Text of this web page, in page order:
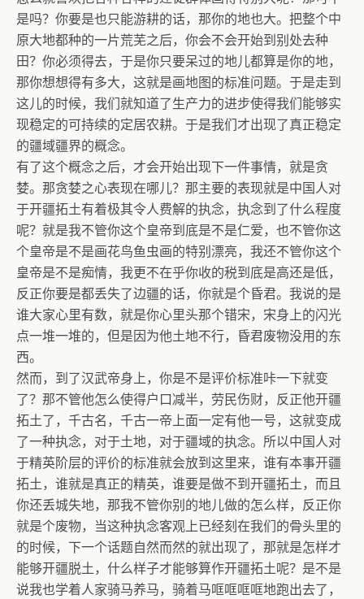
是吗？你要是也只能游耕的话，那你的地也大。把整个中
原大地都种的一片荒芜之后，你会不会开始到别处去种
田？你必须得去，于是你只要呆过的地儿都算是你的地，
那你想想得有多大，这就是画地图的标准问题。于是走到
这儿的时候，我们就知道了生产力的进步使得我们能够实
现稳定的可持续的定居农耕。于是我们才出现了真正稳定
的疆域疆界的概念。
有了这个概念之后，才会开始出现下一件事情，就是贪
婪。那贪婪之心表现在哪儿？那主要的表现就是中国人对
于开疆拓土有着极其令人费解的执念，执念到了什么程度
呢？就是我不管你这个皇帝到底是不是仁爱，也不管你这
个皇帝是不是画花鸟鱼虫画的特别漂亮，我还不管你这个
皇帝是不是痴情，我更不在乎你收的税到底是高还是低，
反正你要是都丢失了边疆的话，你就是个昏君。我说的是
谁大家心里有数，就是你心里头那个错宋，宋身上的闪光
点一堆一堆的，但是因为他土地不行，昏君废物没用的东
西。
然而，到了汉武帝身上，你是不是评价标准咔一下就变
了？那不管他怎么使得户口减半，劳民伤财，反正他开疆
拓土了，千古名，千古一帝上面一定有他一号，这就变成
了一种执念，对于土地，对于疆域的执念。所以中国人对
于精英阶层的评价的标准就会放到这里来，谁有本事开疆
拓土，谁就是真正的精英，谁要是做不到开疆拓土，而且
你还丢城失地，那我不管你别的地儿做的怎么样，反正你
就是个废物，当这种执念客观上已经刻在我们的骨头里的
的时候，下一个话题自然而然的就出现了，那就是怎样才
能够开疆脱土，什么样子才能够算作开疆拓土呢？是不是
说我也学着人家骑马养马，骑着马哐哐哐哐地跑出去了，